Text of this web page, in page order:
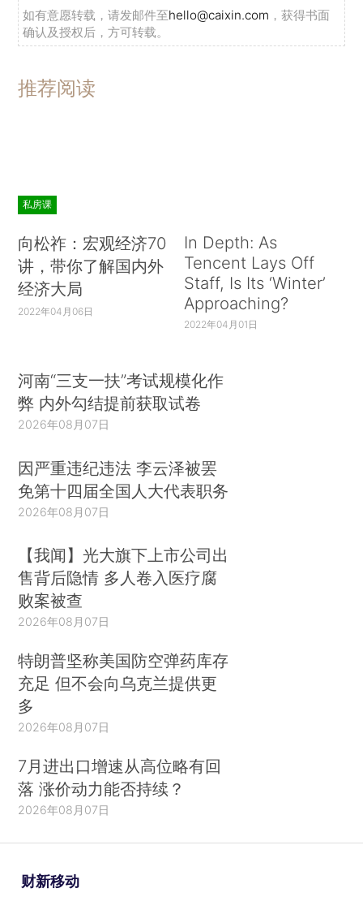
如有意愿转载，请发邮件至hello@caixin.com ，获得书面
确认及授权后，方可转载。
推荐阅读
私房课
向松祚：宏观经济70
讲，带你了解国内外
经济大局
2022年04月06日
In Depth: As
Tencent Lays Off
Staff, Is Its ‘Winter’
Approaching?
2022年04月01日
河南“三支一扶”考试规模化作
弊 内外勾结提前获取试卷
2026年08月07日
因严重违纪违法 李云泽被罢
免第十四届全国人大代表职务
2026年08月07日
【我闻】光大旗下上市公司出
售背后隐情 多人卷入医疗腐
败案被查
2026年08月07日
特朗普坚称美国防空弹药库存
充足 但不会向乌克兰提供更
多
2026年08月07日
7月进出口增速从高位略有回
落 涨价动力能否持续？
2026年08月07日
财新移动